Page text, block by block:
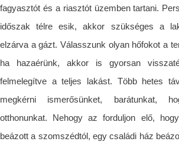
fagyasztót és a riasztót üzemben tartani.
időszak télre esik, akkor szükséges a
elzárva a gázt. Válasszunk olyan hőfokot a
ha hazaérünk, akkor is gyorsan
felmelegítve a teljes lakást. Több hetes
megkérni ismerősünket, barátunkat,
otthonunkat. Nehogy az forduljon elő,
beázott a szomszédtól, egy családi ház